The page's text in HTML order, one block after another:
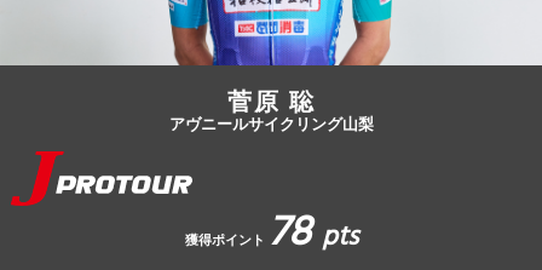
菅原 聡
アヴニールサイクリング山梨
獲得ポイント 78pts